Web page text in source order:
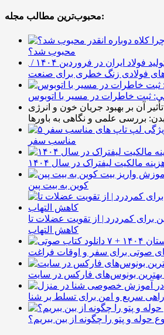
محبوب‌ترین مطالب مجله:
محبوب شد؟
افزایش ۴.۶ درصدی تولید فولاد ایران در فروردین ۱۴۰۴ /
فولادی زنگ خطری برای صنعت
ثبت خاطرات در مسیر با اتوبوس
آن بر بهبود جریان خون و انرژی
بدن: بررسی علمی و نگاهی به باورها
مناسب سفر
مالکیت لیفتراک در سال ۱۴۰۴
کوین به بیت پین
برای کمردرد | از تقویت عضلات تا
کاهش التهاب
۷ کتاب صوتی برای تابستان ۱۴۰۴ +
صوتی برای سفر و اوقات فراغت
سریع و امن برای تسلط بر شنا
حوله و پتو را چگونه از بین ببریم؟